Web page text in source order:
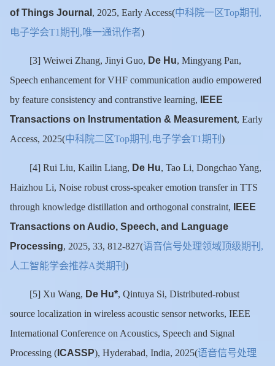
of Things Journal, 2025, Early Access(中科院一区Top期刊 ,
电子学会T1期刊 ,唯一通讯作者)
[3] Weiwei Zhang, Jinyi Guo, De Hu, Mingyang Pan,
Speech enhancement for VHF communication audio empowered
by feature consistency and contranstive learning,
IEEE
Transactions on Instrumentation & Measurement, Early
Access, 2025(中科院二区Top期刊 ,电子学会T1期刊 )
[4] Rui Liu, Kailin Liang, De Hu, Tao Li, Dongchao Yang,
Haizhou Li, Noise robust cross-speaker emotion transfer in TTS
through knowledge distillation and orthogonal constraint, IEEE
Transactions on Audio, Speech, and Language
Processing, 2025, 33, 812-827(语音信号处理领域顶级期刊 ,
人工智能学会推荐A类期刊 )
[5] Xu Wang, De Hu*, Qintuya Si, Distributed-robust
source localization in wireless acoustic sensor networks, IEEE
International Conference on Acoustics, Speech and Signal
Processing (ICASSP), Hyderabad, India, 2025(语音信号处理